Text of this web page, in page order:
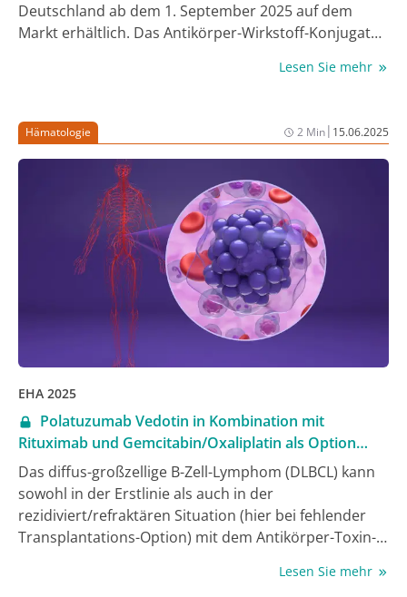
Deutschland ab dem 1. September 2025 auf dem
Markt erhältlich. Das Antikörper-Wirkstoff-Konjugat
Patientinnen mit rezidiviertem oder metastasiertem
nach systemischer Therapie entwickelt. Es ist das
erste und einzige ADC, welches in Deutschland für
diese Indikation zugelassen und vermarktet wird [1].
Lesen Sie mehr
Hämatologie 2 Min| 15.06.2025
EHA 2025
Polatuzumab Vedotin in Kombination mit
Rituximab und Gemcitabin/Oxaliplatin als Option
beim RR DLBCL
Das diffus-großzellige B-Zell-Lymphom (DLBCL) kann
sowohl in der Erstlinie als auch in der
rezidiviert/refraktären Situation (hier bei fehlender
Transplantations-Option) mit dem Antikörper-Toxin-
Rezidiv ist die Kombination mit Rituximab und
Lesen Sie mehr